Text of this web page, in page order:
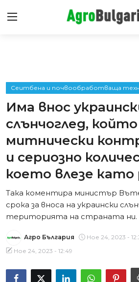
Интервюта
Предавания
Съвети
Сеитбена и почвообработваща
Има внос
слънчоглед,
митнически
и сериозно
което влезе като
Така коментира министър
срока за вноса на украински
територията на страната ни.
Агро България
Ное 24, 2023 -
Ное 24, 2023 - 12:49